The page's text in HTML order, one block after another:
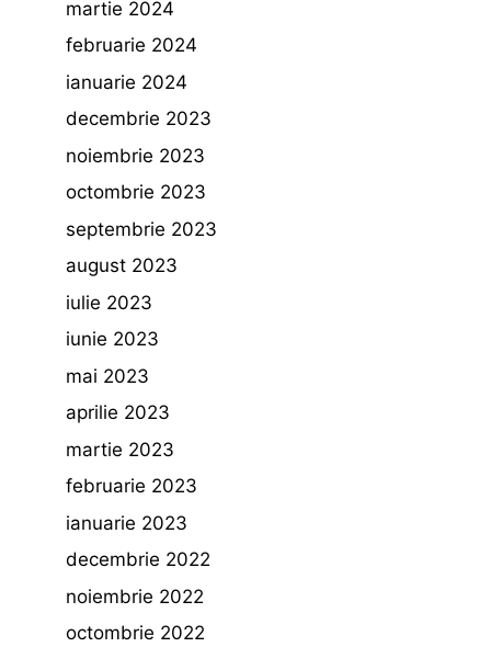
martie 2024
februarie 2024
ianuarie 2024
decembrie 2023
noiembrie 2023
octombrie 2023
septembrie 2023
august 2023
iulie 2023
iunie 2023
mai 2023
aprilie 2023
martie 2023
februarie 2023
ianuarie 2023
decembrie 2022
noiembrie 2022
octombrie 2022